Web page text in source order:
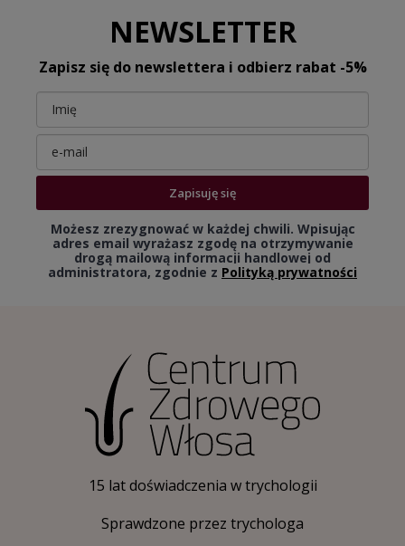
NEWSLETTER
Zapisz się do newslettera i odbierz rabat -5%
Zapisuję się
Możesz zrezygnować w każdej chwili. Wpisując
adres email wyrażasz zgodę na otrzymywanie
drogą mailową informacji handlowej od
administratora, zgodnie z Polityką prywatności
15 lat doświadczenia w trychologii
Sprawdzone przez trychologa